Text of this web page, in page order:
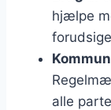
hjælpe
alle